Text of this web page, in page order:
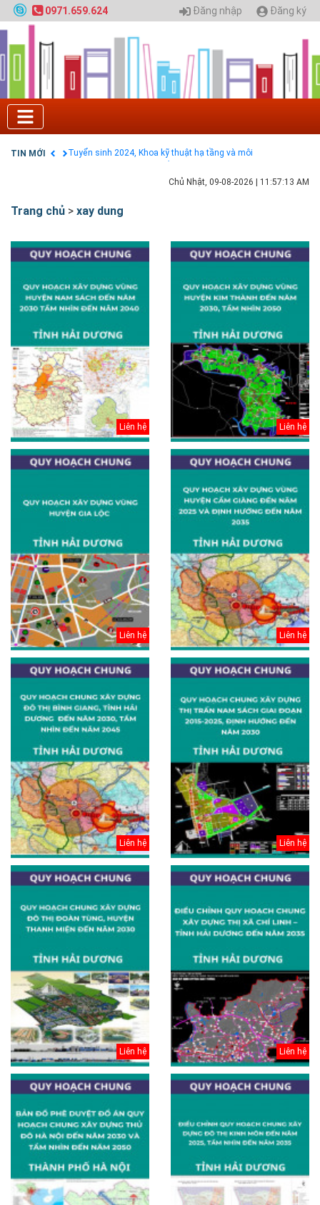
0971.659.624 Đăng nhập Đăng ký
TIN MỚI
Tuyển sinh 2025, Khoa kỹ thuật hạ tầng và môi
trường đô thị - Đại học Kiến trúc Hà Nội
Chính sách thanh toán
Điều khoản dịch vụ
Quy hoạch chung hệ thống đê điều thành phố Hà
GIAO LƯU TRỰC TUYẾN - TƯ VẤN TUYỂN SINH ĐẠI
SỐ 02
Chủ Nhật, 09-08-2026 11:57:14 AM
Trang chủ > xay dung
Liên hệ Liên hệ
Liên hệ Liên hệ
Liên hệ Liên hệ
Liên hệ Liên hệ